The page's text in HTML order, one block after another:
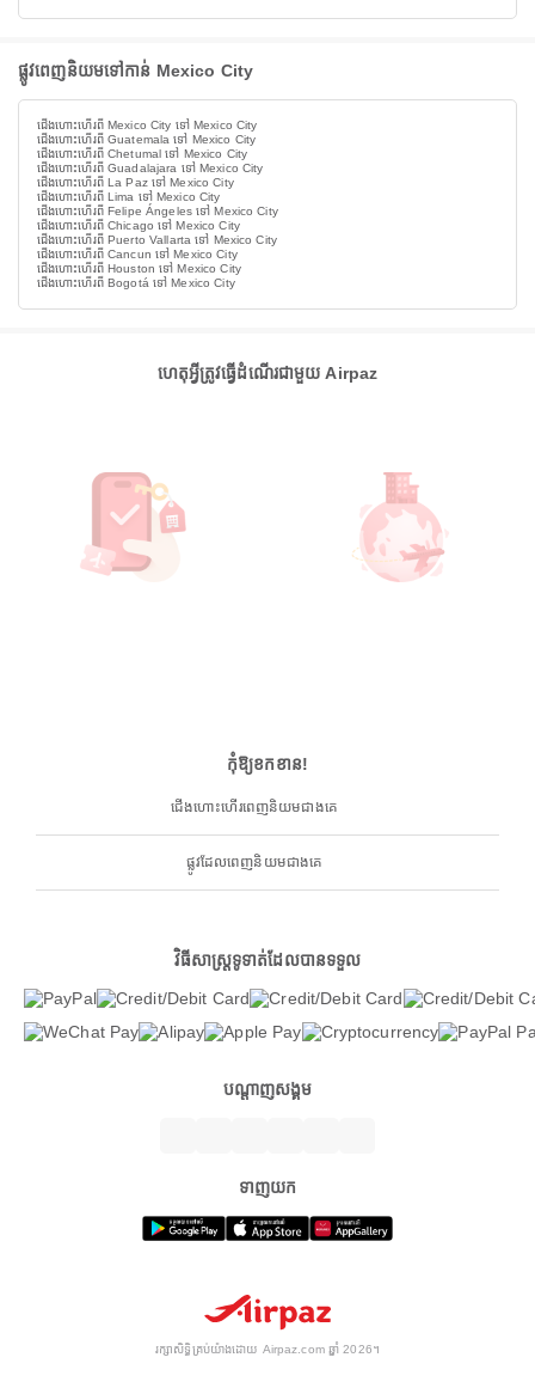
ផ្លូវពេញនិយមទៅកាន់ Mexico City
ជើងហោះហើរពី Mexico City ទៅ Mexico City
ជើងហោះហើរពី Guatemala ទៅ Mexico City
ជើងហោះហើរពី Chetumal ទៅ Mexico City
ជើងហោះហើរពី Guadalajara ទៅ Mexico City
ជើងហោះហើរពី La Paz ទៅ Mexico City
ជើងហោះហើរពី Lima ទៅ Mexico City
ជើងហោះហើរពី Felipe Ángeles ទៅ Mexico City
ជើងហោះហើរពី Chicago ទៅ Mexico City
ជើងហោះហើរពី Puerto Vallarta ទៅ Mexico City
ជើងហោះហើរពី Cancun ទៅ Mexico City
ជើងហោះហើរពី Houston ទៅ Mexico City
ជើងហោះហើរពី Bogotá ទៅ Mexico City
ហេតុអ្វីត្រូវធ្វើដំណើរជាមួយ Airpaz
កុំឱ្យខកខាន!
ជើងហោះហើរពេញនិយមជាងគេ
ផ្លូវដែលពេញនិយមជាងគេ
វិធីសាស្ត្រទូទាត់ដែលបានទទួល
បណ្តាញសង្គម
ទាញយក
រក្សាសិទ្ធិគ្រប់យ៉ាងដោយ Airpaz.com ឆ្នាំ 2026។